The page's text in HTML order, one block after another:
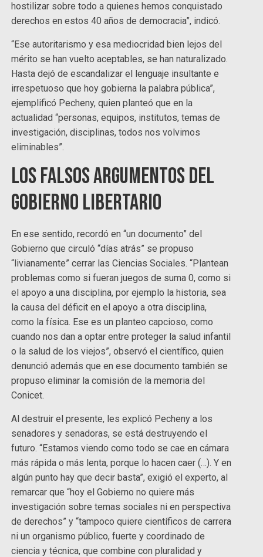
hostilizar sobre todo a quienes hemos conquistado
derechos en estos 40 años de democracia”, indicó.
“Ese autoritarismo y esa mediocridad bien lejos del
mérito se han vuelto aceptables, se han naturalizado.
Hasta dejó de escandalizar el lenguaje insultante e
irrespetuoso que hoy gobierna la palabra pública”,
ejemplificó Pecheny, quien planteó que en la
actualidad “personas, equipos, institutos, temas de
investigación, disciplinas, todos nos volvimos
eliminables”.
Los falsos argumentos del
gobierno libertario
En ese sentido, recordó en “un documento” del
Gobierno que circuló “días atrás” se propuso
“livianamente” cerrar las Ciencias Sociales. “Plantean
problemas como si fueran juegos de suma 0, como si
el apoyo a una disciplina, por ejemplo la historia, sea
la causa del déficit en el apoyo a otra disciplina,
como la física. Ese es un planteo capcioso, como
cuando nos dan a optar entre proteger la salud infantil
o la salud de los viejos”, observó el científico, quien
denunció además que en ese documento también se
propuso eliminar la comisión de la memoria del
Conicet.
Al destruir el presente, les explicó Pecheny a los
senadores y senadoras, se está destruyendo el
futuro. “Estamos viendo como todo se cae en cámara
más rápida o más lenta, porque lo hacen caer (…). Y en
algún punto hay que decir basta”, exigió el experto, al
remarcar que “hoy el Gobierno no quiere más
investigación sobre temas sociales ni en perspectiva
de derechos” y “tampoco quiere científicos de carrera
ni un organismo público, fuerte y coordinado de
ciencia y técnica, que combine con pluralidad y